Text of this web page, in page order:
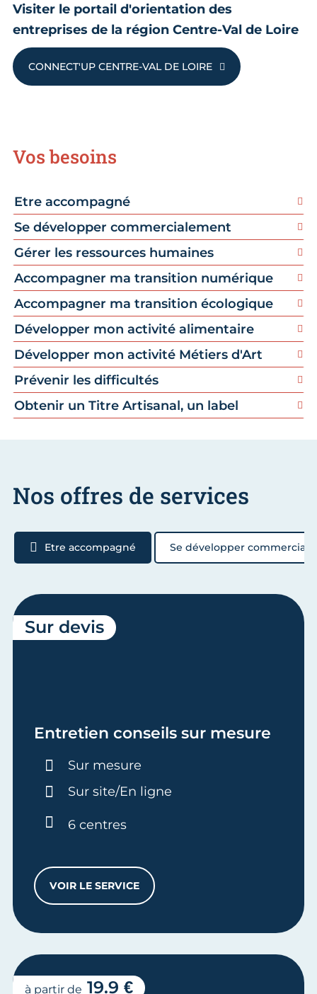
Visiter le portail d'orientation des
entreprises de la région Centre-Val de Loire
CONNECT'UP CENTRE-VAL DE LOIRE
Vos besoins
Etre accompagné
Se développer commercialement
Gérer les ressources humaines
Accompagner ma transition numérique
Accompagner ma transition écologique
Développer mon activité alimentaire
Développer mon activité Métiers d'Art
Prévenir les difficultés
Obtenir un Titre Artisanal, un label
Nos offres de services
Etre accompagné Se développer
Entretien conseils sur mesure
Durée :
Sur mesure
Sur site/En ligne
6 centres
VOIR LE SERVICEENTRETIEN CONSEILS SUR MESURE
Sur devis
à partir de 19.9 €